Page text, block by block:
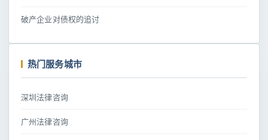
破产企业对债权的追讨
热门服务城市
深圳法律咨询
广州法律咨询